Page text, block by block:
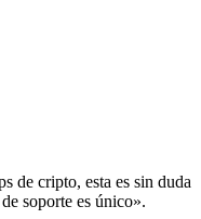
de cripto, esta es sin duda
soporte es único».